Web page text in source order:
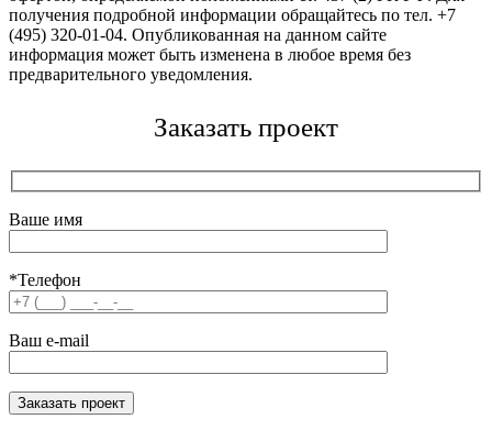
получения подробной информации обращайтесь по тел. +7
(495) 320-01-04. Опубликованная на данном сайте
информация может быть изменена в любое время без
предварительного уведомления.
Заказать проект
Ваше имя
*Телефон
Ваш e-mail